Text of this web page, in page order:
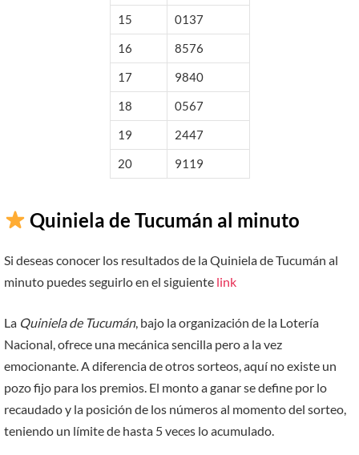
15
0137
16
8576
17
9840
18
0567
19
2447
20
9119
Quiniela de Tucumán al minuto
Si deseas conocer los resultados de la Quiniela de Tucumán al
minuto puedes seguirlo en el siguiente link
La Quiniela de Tucumán, bajo la organización de la Lotería
Nacional, ofrece una mecánica sencilla pero a la vez
emocionante. A diferencia de otros sorteos, aquí no existe un
pozo fijo para los premios. El monto a ganar se define por lo
recaudado y la posición de los números al momento del sorteo,
teniendo un límite de hasta 5 veces lo acumulado.